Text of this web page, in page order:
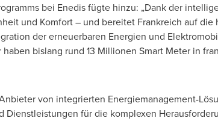
bei Enedis fügte hinzu: „Dank der
und Komfort – und bereitet Frankreich auf
der erneuerbaren Energien und
bislang rund 13 Millionen Smart Meter in
von integrierten Energiemanagement-
Dienstleistungen für die komplexen